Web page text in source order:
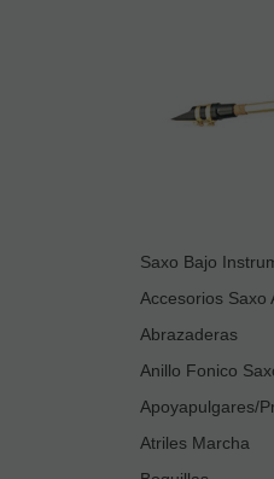
Saxo Bajo
Accesorios Saxo
Abrazaderas
Anillo Fonico
Apoyapulgares/
Atriles Marcha